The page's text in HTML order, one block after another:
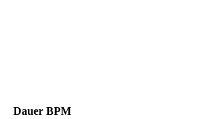
Dauer BPM